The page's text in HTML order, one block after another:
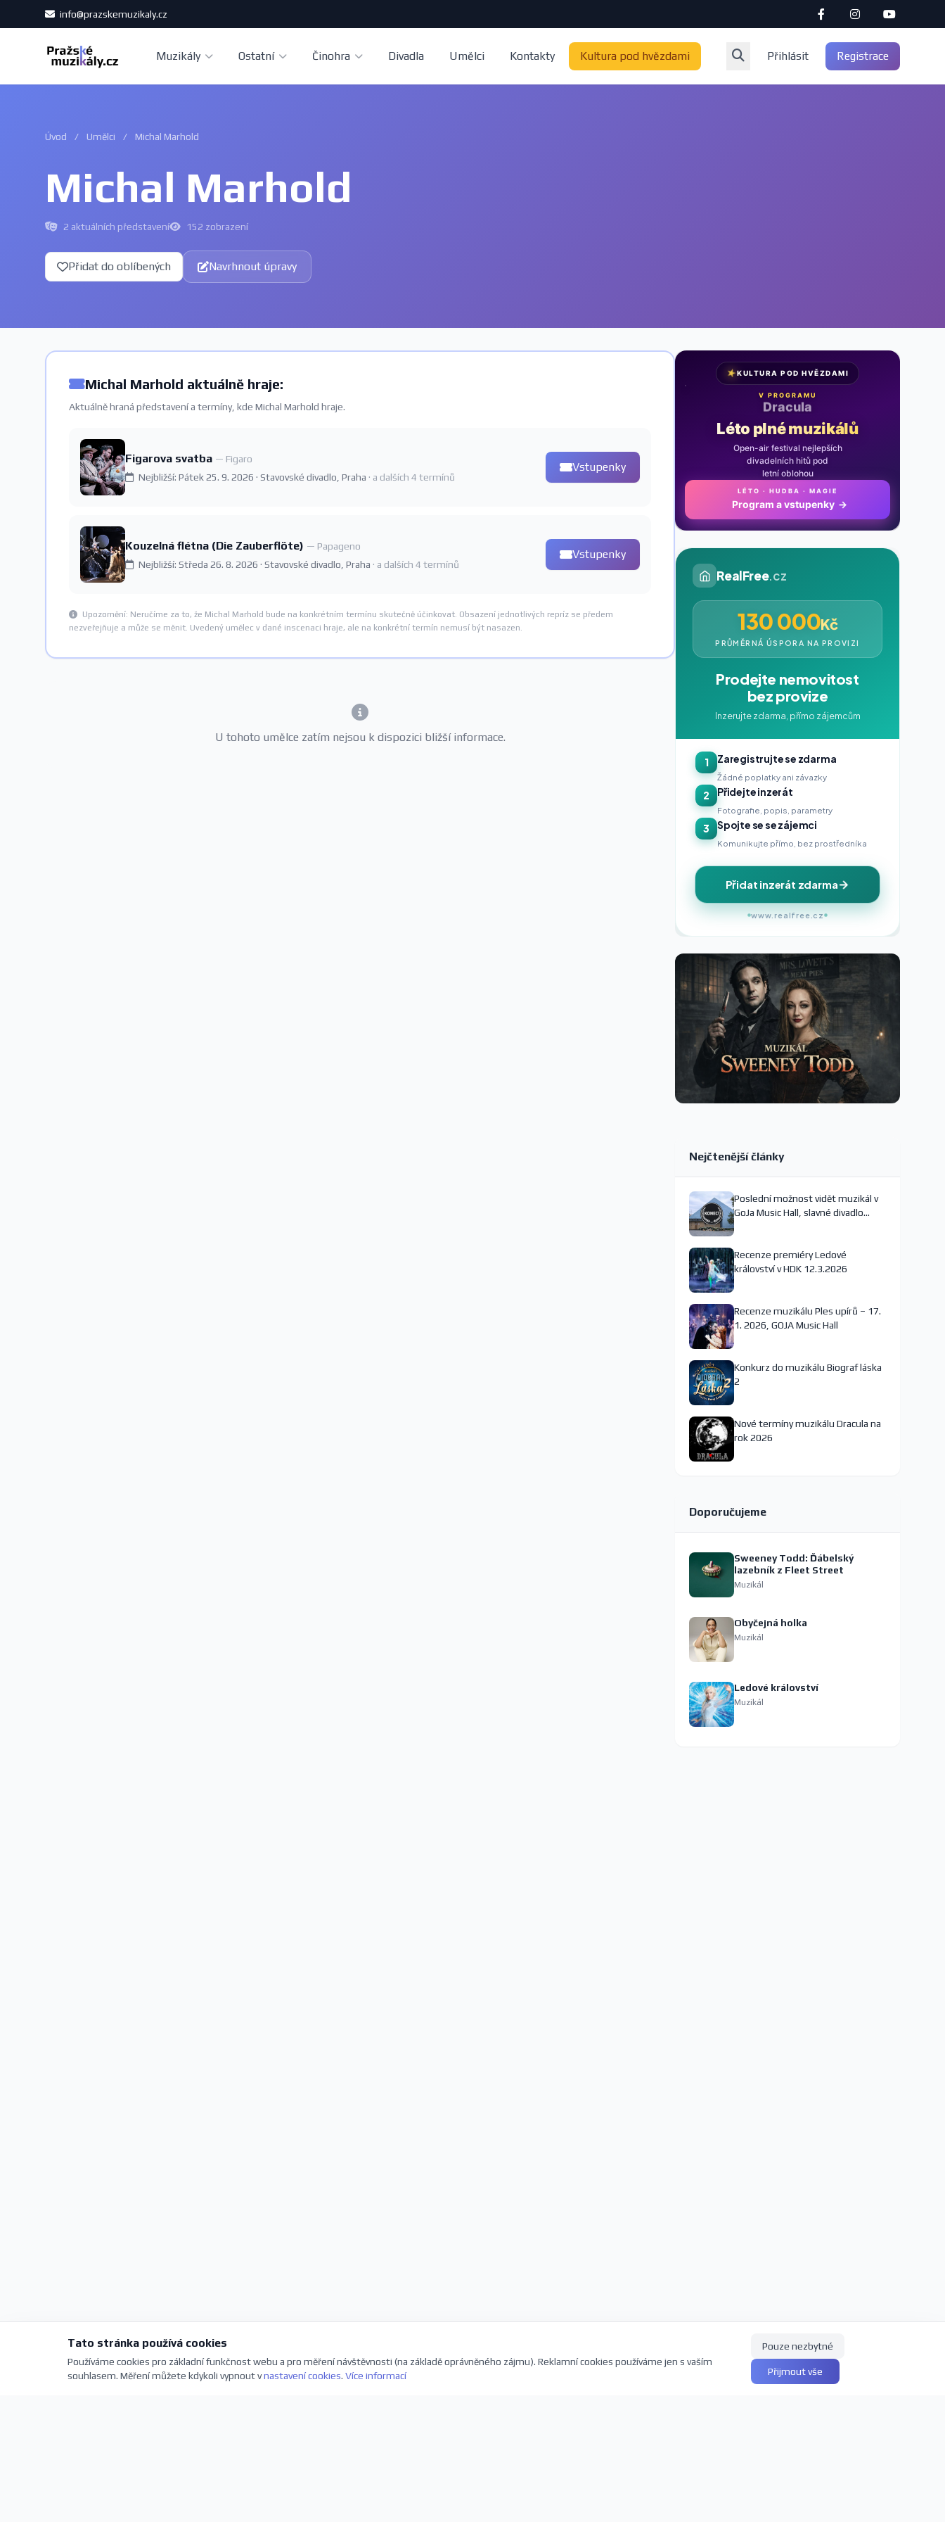
info@prazskemuzikaly.cz
Muzikály Ostatní Činohra Divadla Umělci Kontakty Kultura pod hvězdami Přihlásit Registrace
Úvod / Umělci / Michal Marhold
Michal Marhold
2 aktuálních představení 152 zobrazení
Přidat do oblíbených Navrhnout úpravy
Michal Marhold aktuálně hraje:
Aktuálně hraná představení a termíny, kde Michal Marhold hraje.
Figarova svatba — Figaro
Nejbližší: Pátek 25. 9. 2026 · Stavovské divadlo, Praha · a dalších 4 termínů
Vstupenky
Kouzelná flétna (Die Zauberflöte) — Papageno
Nejbližší: Středa 26. 8. 2026 · Stavovské divadlo, Praha · a dalších 4 termínů
Vstupenky
Upozornění: Neručíme za to, že Michal Marhold bude na konkrétním termínu skutečně účinkovat. Obsazení jednotlivých repríz se předem
nezveřejňuje a může se měnit. Uvedený umělec v dané inscenaci hraje, ale na konkrétní termín nemusí být nasazen.
U tohoto umělce zatím nejsou k dispozici bližší informace.
★KULTURA POD HVĚZDAMI
V PROGRAMU
Noc na Karlštejně
Léto plné muzikálů
Open-air festival nejlepších
divadelních hitů pod
letní oblohou
LÉTO · HUDBA · MAGIE
Program a vstupenky →
RealFree.cz
130 000Kč
PRŮMĚRNÁ ÚSPORA NA PROVIZI
Prodejte nemovitost
bez provize
Inzerujte zdarma, přímo zájemcům
1 Zaregistrujte se zdarma
Žádné poplatky ani závazky
2 Přidejte inzerát
Fotografie, popis, parametry
3 Spojte se se zájemci
Komunikujte přímo, bez prostředníka
Přidat inzerát zdarma
www.realfree.cz
Nejčtenější články
Poslední možnost vidět muzikál v
GoJa Music Hall, slavné divadlo
Recenze premiéry Ledové
království v HDK 12.3.2026
Recenze muzikálu Ples upírů – 17.
1. 2026, GOJA Music Hall
Konkurz do muzikálu Biograf láska
2
Nové termíny muzikálu Dracula na
rok 2026
Doporučujeme
Sweeney Todd: Ďábelský
lazebník z Fleet Street
Muzikál
Obyčejná holka
Muzikál
Ledové království
Muzikál
Tato stránka používá cookies
Používáme cookies pro základní funkčnost webu a pro měření návštěvnosti (na základě oprávněného zájmu). Reklamní cookies používáme jen s vaším
souhlasem. Měření můžete kdykoli vypnout vnastavení cookies. Více informací
Pouze nezbytné
Přijmout vše